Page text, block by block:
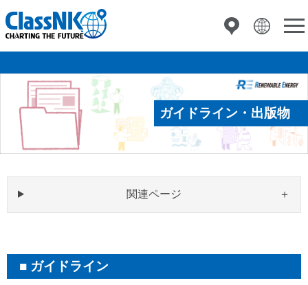
ガイドライン・出版物
関連ページ
ガイドライン